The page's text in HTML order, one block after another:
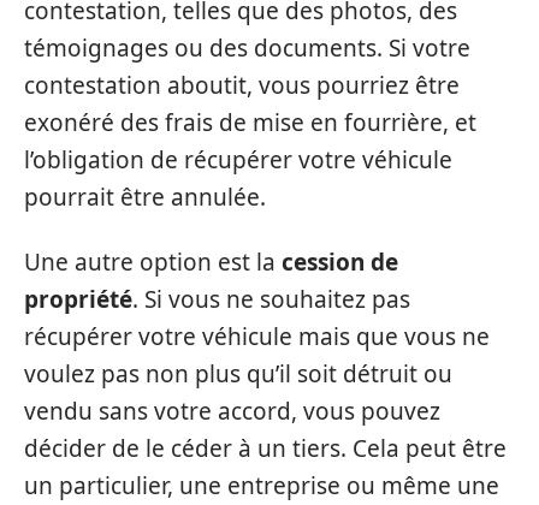
contestation, telles que des photos, des
témoignages ou des documents. Si votre
contestation aboutit, vous pourriez être
exonéré des frais de mise en fourrière, et
l’obligation de récupérer votre véhicule
pourrait être annulée.
Une autre option est la cession de
propriété. Si vous ne souhaitez pas
récupérer votre véhicule mais que vous ne
voulez pas non plus qu’il soit détruit ou
vendu sans votre accord, vous pouvez
décider de le céder à un tiers. Cela peut être
un particulier, une entreprise ou même une